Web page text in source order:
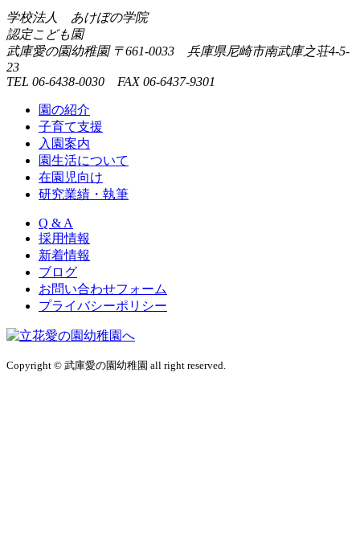
学校法人 あけぼの学院
認定こども園
武庫愛の園幼稚園 〒661-0033 兵庫県尼崎市南武庫之荘4-5-
23
TEL 06-6438-0030 FAX 06-6437-9301
園の紹介
子育て支援
入園案内
園生活について
在園児向け
研究業績・執筆
Q & A
採用情報
新着情報
ブログ
お問い合わせフォーム
プライバシーポリシー
Copyright © 武庫愛の園幼稚園 all right reserved.